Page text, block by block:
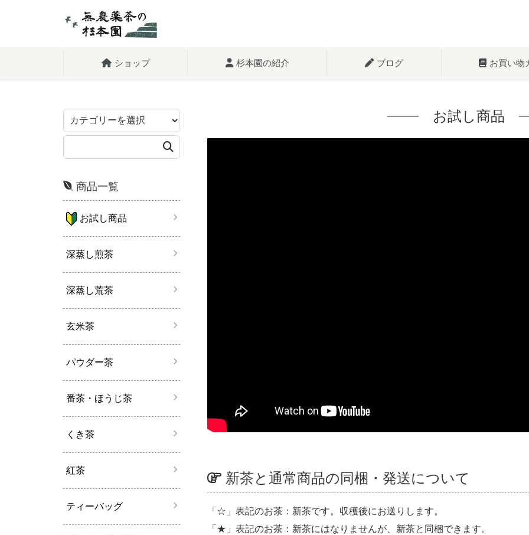
ショップ 杉本園の紹介 ブログ お買い物
お試し商品
新茶と通常商品の同梱・発送について
「☆」表記のお茶：新茶です。収穫後にお送りします。
「★」表記のお茶：新茶にはなりませんが、新茶と同梱できます。
商品一覧
お試し商品
深蒸し煎茶
深蒸し荒茶
玄米茶
パウダー茶
番茶・ほうじ茶
くき茶
紅茶
ティーバッグ